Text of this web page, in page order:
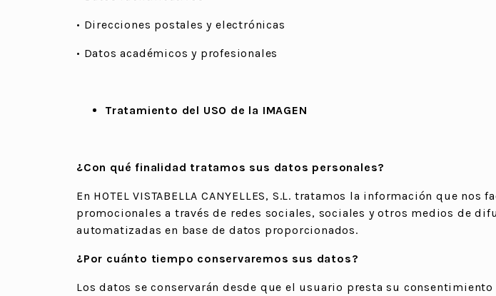
• Direcciones postales y electrónicas
• Datos académicos y profesionales
Tratamiento del USO de la IMAGEN
¿Con qué finalidad tratamos sus datos personales?
En HOTEL VISTABELLA CANYELLES, S.L. tratamos la información que
promocionales a través de redes sociales, sociales y otros medios de
automatizadas en base de datos proporcionados.
¿Por cuánto tiempo conservaremos sus datos?
Los datos se conservarán desde que el usuario presta su